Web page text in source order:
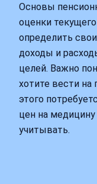
Основы
оценки
определить
доходы и
целей. Важно
хотите вести на
этого
цен на
учитывать.